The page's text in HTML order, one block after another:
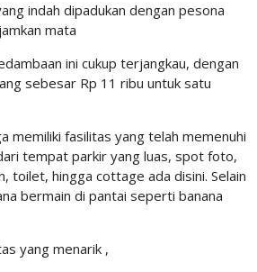
indah dipadukan dengan pesona
mata
ini cukup terjangkau, dengan
sebesar Rp 11 ribu untuk satu
memiliki fasilitas yang telah memenuhi
tempat parkir yang luas, spot foto,
toilet, hingga cottage ada disini. Selain
bermain di pantai seperti banana
yang menarik ,